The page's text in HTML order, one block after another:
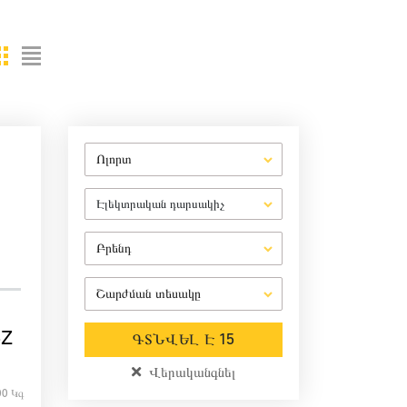
Կգ
Ոլորտ
Էլեկտրական դարսակիչ
Բրենդ
Շարժման տեսակը
ԳՏՆՎԵԼ Է 15
Վերականգնել